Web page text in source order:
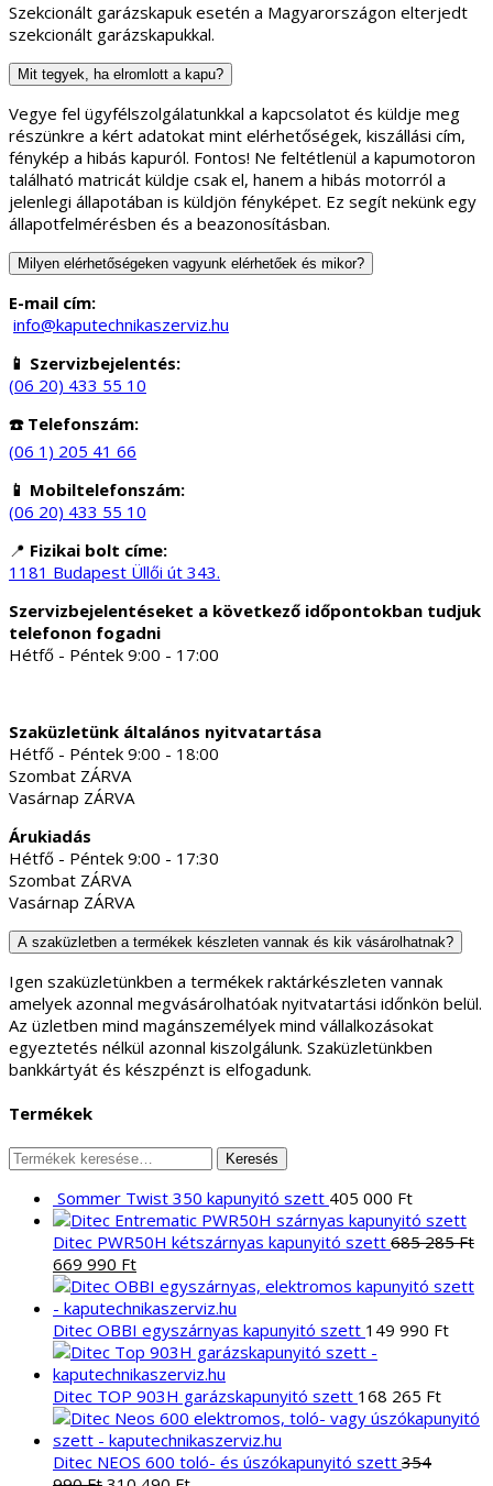
Szekcionált garázskapuk esetén a Magyarországon elterjedt
szekcionált garázskapukkal.
Mit tegyek, ha elromlott a kapu?
Vegye fel ügyfélszolgálatunkkal a kapcsolatot és küldje meg
részünkre a kért adatokat mint elérhetőségek, kiszállási cím,
fénykép a hibás kapuról. Fontos! Ne feltétlenül a kapumotoron
található matricát küldje csak el, hanem a hibás motorról a
jelenlegi állapotában is küldjön fényképet. Ez segít nekünk egy
állapotfelmérésben és a beazonosításban.
Milyen elérhetőségeken vagyunk elérhetőek és mikor?
E-mail cím:
info@kaputechnikaszerviz.hu
📱 Szervizbejelentés:
(06 20) 433 55 10
☎️ Telefonszám:
(06 1) 205 41 66
📱 Mobiltelefonszám:
(06 20) 433 55 10
📍 Fizikai bolt címe:
1181 Budapest Üllői út 343.
Szervizbejelentéseket a következő időpontokban tudjuk
telefonon fogadni
Hétfő - Péntek 9:00 - 17:00
Szaküzletünk általános nyitvatartása
Hétfő - Péntek 9:00 - 18:00
Szombat ZÁRVA
Vasárnap ZÁRVA
Árukiadás
Hétfő - Péntek 9:00 - 17:30
Szombat ZÁRVA
Vasárnap ZÁRVA
A szaküzletben a termékek készleten vannak és kik vásárolhatnak?
Igen szaküzletünkben a termékek raktárkészleten vannak
amelyek azonnal megvásárolhatóak nyitvatartási időnkön belül.
Az üzletben mind magánszemélyek mind vállalkozásokat
egyeztetés nélkül azonnal kiszolgálunk. Szaküzletünkben
bankkártyát és készpénzt is elfogadunk.
Termékek
Keresés
következőre:
Keresés
Sommer Twist 350 kapunyitó szett 405 000 Ft
Ditec PWR50H kétszárnyas kapunyitó szett 685 285Ft
Original
price
was:
685
285 Ft.
669 990 FtCurrent
price
is:
669
990 Ft.
Ditec OBBI egyszárnyas kapunyitó szett 149 990 Ft
Ditec TOP 903H garázskapunyitó szett 168 265 Ft
Ditec NEOS 600 toló- és úszókapunyitó szett 354